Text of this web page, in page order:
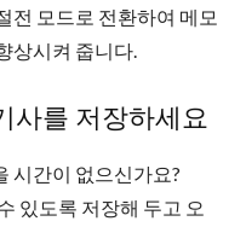
전 모드로 전환하여 메모
상시켜 줍니다.
사를 저장하세요
시간이 없으신가요?
있도록 저장해 두고 오